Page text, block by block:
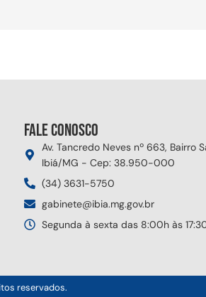
Fale conosco
Av. Tancredo Neves nº 663, Bairro
Ibiá/MG - Cep: 38.950-000
(34) 3631-5750
gabinete@ibia.mg.gov.br
Segunda à sexta das 8:00h às
reservados.